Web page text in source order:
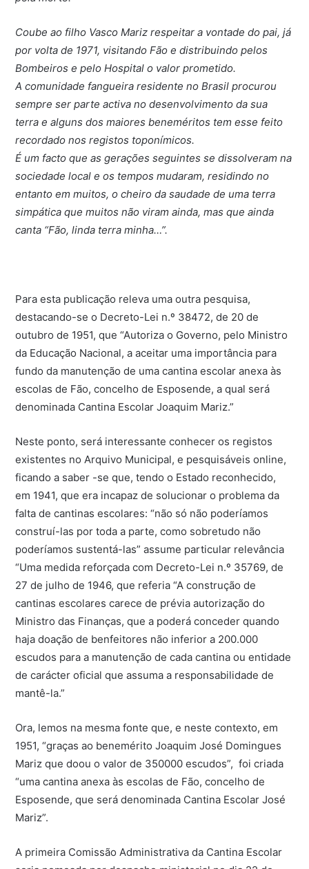
Coube ao filho Vasco Mariz respeitar a vontade do pai, já
por volta de 1971, visitando Fão e distribuindo pelos
Bombeiros e pelo Hospital o valor prometido.
A comunidade fangueira residente no Brasil procurou
sempre ser parte activa no desenvolvimento da sua
terra e alguns dos maiores beneméritos tem esse feito
recordado nos registos toponímicos.
É um facto que as gerações seguintes se dissolveram na
sociedade local e os tempos mudaram, residindo no
entanto em muitos, o cheiro da saudade de uma terra
simpática que muitos não viram ainda, mas que ainda
canta “Fão, linda terra minha…”.
Para esta publicação releva uma outra pesquisa,
destacando-se o Decreto-Lei n.º 38472, de 20 de
outubro de 1951, que “Autoriza o Governo, pelo Ministro
da Educação Nacional, a aceitar uma importância para
fundo da manutenção de uma cantina escolar anexa às
escolas de Fão, concelho de Esposende, a qual será
denominada Cantina Escolar Joaquim Mariz.”
Neste ponto, será interessante conhecer os registos
existentes no Arquivo Municipal, e pesquisáveis online,
ficando a saber -se que, tendo o Estado reconhecido,
em 1941, que era incapaz de solucionar o problema da
falta de cantinas escolares: “não só não poderíamos
construí-las por toda a parte, como sobretudo não
poderíamos sustentá-las” assume particular relevância
“Uma medida reforçada com Decreto-Lei n.º 35769, de
27 de julho de 1946, que referia “A construção de
cantinas escolares carece de prévia autorização do
Ministro das Finanças, que a poderá conceder quando
haja doação de benfeitores não inferior a 200.000
escudos para a manutenção de cada cantina ou entidade
de carácter oficial que assuma a responsabilidade de
mantê-la.”
Ora, lemos na mesma fonte que, e neste contexto, em
1951, “graças ao benemérito Joaquim José Domingues
Mariz que doou o valor de 350000 escudos”, foi criada
“uma cantina anexa às escolas de Fão, concelho de
Esposende, que será denominada Cantina Escolar José
Mariz”.
A primeira Comissão Administrativa da Cantina Escolar